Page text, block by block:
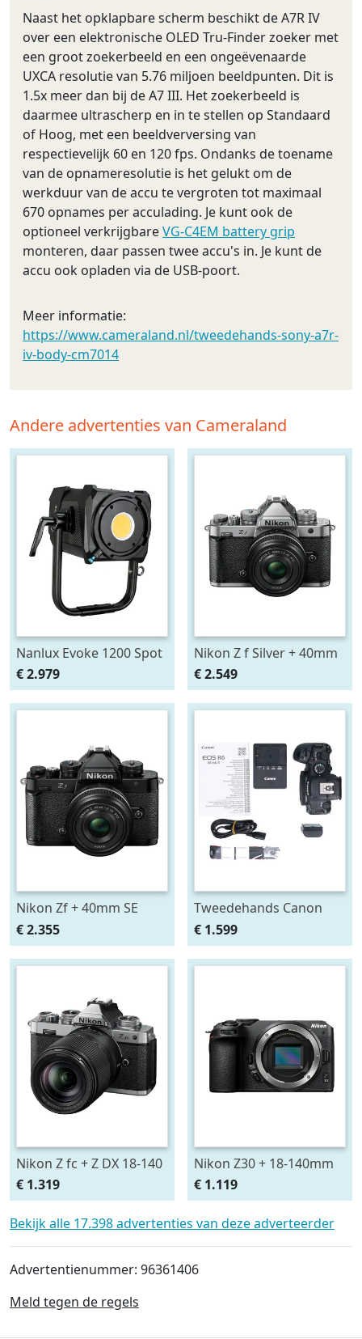
Naast het opklapbare scherm beschikt de A7R IV
over een elektronische OLED Tru-Finder zoeker met
een groot zoekerbeeld en een ongeëvenaarde
UXCA resolutie van 5.76 miljoen beeldpunten. Dit is
1.5x meer dan bij de A7 III. Het zoekerbeeld is
daarmee ultrascherp en in te stellen op Standaard
of Hoog, met een beeldverversing van
respectievelijk 60 en 120 fps. Ondanks de toename
van de opnameresolutie is het gelukt om de
werkduur van de accu te vergroten tot maximaal
670 opnames per acculading. Je kunt ook de
optioneel verkrijgbareVG-C4EM battery grip
monteren, daar passen twee accu's in. Je kunt de
accu ook opladen via de USB-poort.
Meer informatie:
https://www.cameraland.nl/tweedehands-sony-a7r-
iv-body-cm7014
Andere advertenties van Cameraland
Nanlux Evoke 1200 Spot
Light
€ 2.979
Nikon Z f Silver + 40mm
SE
€ 2.549
Nikon Zf + 40mm SE
€ 2.355
Tweedehands Canon
EOS R6 Mark II Body
CM7124
€ 1.599
Nikon Z fc + Z DX 18-140
VR
€ 1.319
Nikon Z30 + 18-140mm
€ 1.119
Bekijk alle 17.398 advertenties van deze adverteerder
Advertentienummer: 96361406
Meld tegen de regels